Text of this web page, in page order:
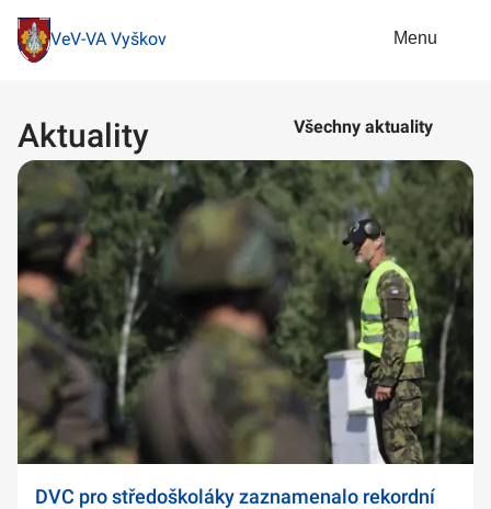
VeV-VA Vyškov Menu
Aktuality Všechny aktuality
DVC pro středoškoláky zaznamenalo rekordní